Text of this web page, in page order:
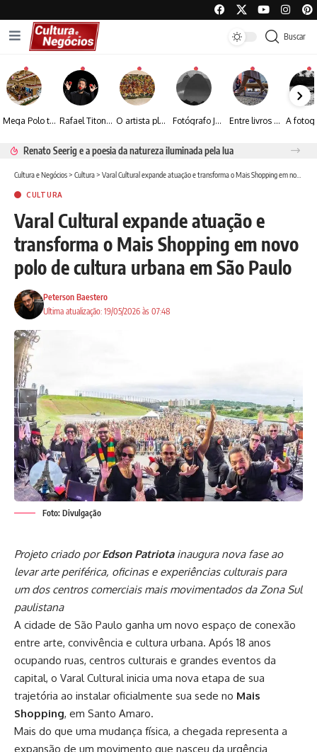
Buscar
Mega Polo transforma lançamento de coleção em plataforma nacional de negócios e projeta crescimento de mais de 15% Rafael Titonelly leva magia e acolhimento a crianças em tratamento oncológico em Juiz de Fora O artista plástico Jorge Luiz transforma sustentabilidade e criatividade em arte contemporânea Fotógrafo José Roberto apresenta um olhar sensível sobre arquitetura, formas e luz na fotografia Entre livros e fotografia autoral, Sebastião Reis consolida uma trajetória marcada pelo olhar artístico
Renato Seerig e a poesia da natureza iluminada pela lua
Cultura e Negócios> Cultura> Varal Cultural expande atuação e transforma o Mais Shopping em novo polo de cultura urbana em São Paulo
CULTURA
Varal Cultural expande atuação e
transforma o Mais Shopping em novo
polo de cultura urbana em São Paulo
Ultima atualização: 19/05/2026 às 07:48
Peterson Baestero
Foto: Divulgação
Projeto criado porEdson Patriotainaugura nova fase ao
levar arte periférica, oficinas e experiências culturais para
um dos centros comerciais mais movimentados da Zona Sul
paulistana
A cidade de São Paulo ganha um novo espaço de conexão
entre arte, convivência e cultura urbana. Após 18 anos
ocupando ruas, centros culturais e grandes eventos da
capital, o Varal Culturalinicia uma nova etapa de sua
trajetória ao instalar oficialmente sua sede no Mais
Shopping, em Santo Amaro.
Mais do que uma mudança física, a chegada representa a
expansão de um movimento que nasceu da urgência